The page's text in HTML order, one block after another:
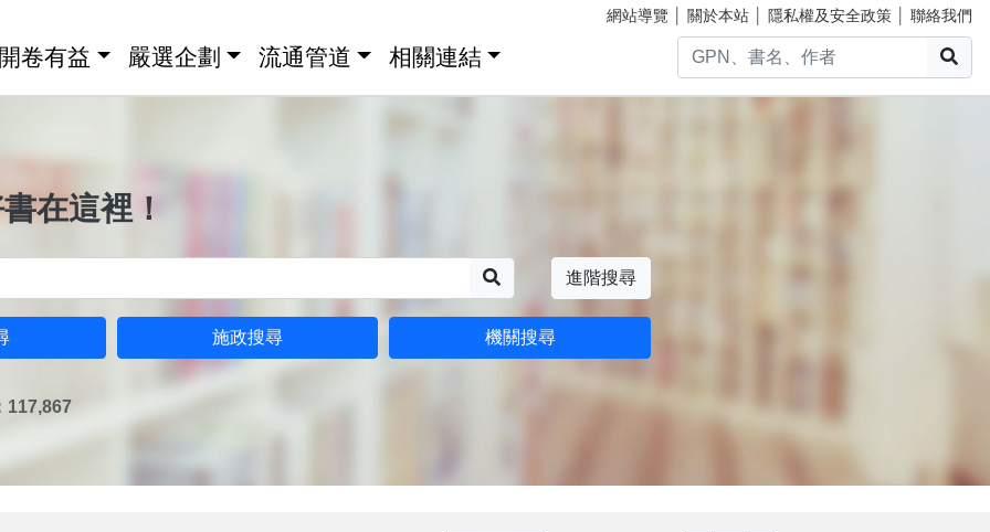
網站導覽 關於本站 隱私權及安全政策 聯絡我們
卷有益 嚴選企劃 流通管道 相關連結
在這裡！
進階搜尋
施政搜尋 機關搜尋
117,867